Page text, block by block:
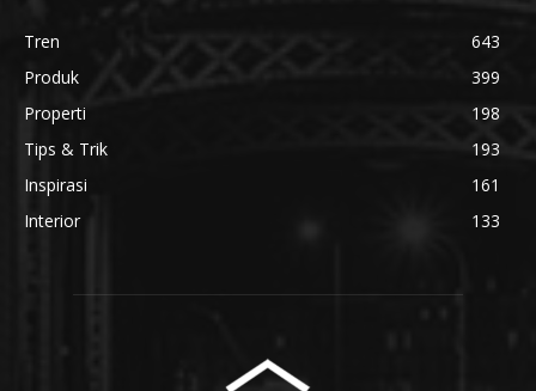
Tren
643
Produk
399
Properti
198
Tips & Trik
193
Inspirasi
161
Interior
133